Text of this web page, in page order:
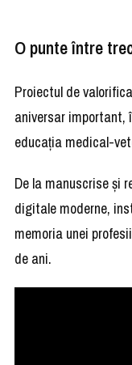
O punte între
Proiectul de
aniversar important,
educația medical-
De la manuscrise și
digitale moderne,
memoria unei
de ani.